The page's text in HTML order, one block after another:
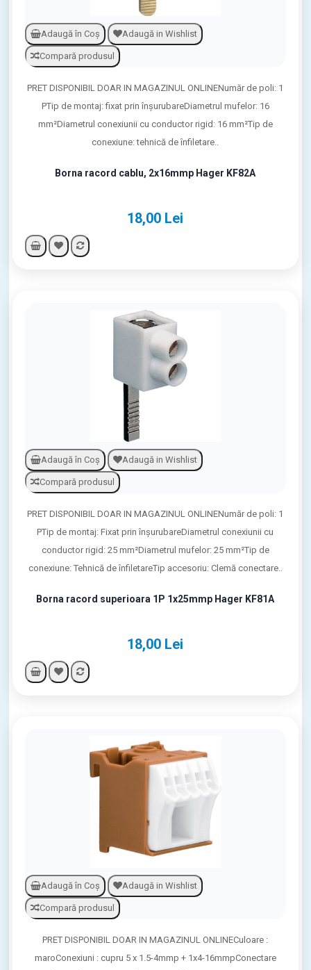
Adaugă în Coş Adaugă in Wishlist
Compară produsul
Borna racord cablu, 2x16mmp Hager KF82A
18,00 Lei
PRET DISPONIBIL DOAR IN MAGAZINUL ONLINENumăr de poli: 1
PTip de montaj: fixat prin înşurubareDiametrul mufelor: 16
mm²Diametrul conexiunii cu conductor rigid: 16 mm²Tip de
conexiune: tehnică de înfiletare..
Adaugă în Coş Adaugă in Wishlist
Compară produsul
Borna racord superioara 1P 1x25mmp Hager KF81A
18,00 Lei
PRET DISPONIBIL DOAR IN MAGAZINUL ONLINENumăr de poli: 1
PTip de montaj: Fixat prin înşurubareDiametrul conexiunii cu
conductor rigid: 25 mm²Diametrul mufelor: 25 mm²Tip de
conexiune: Tehnică de înfiletareTip accesoriu: Clemă conectare..
Adaugă în Coş Adaugă in Wishlist
Compară produsul
PRET DISPONIBIL DOAR IN MAGAZINUL ONLINECuloare :
maroConexiuni : cupru 5 x 1.5-4mmp + 1x4-16mmpConectare